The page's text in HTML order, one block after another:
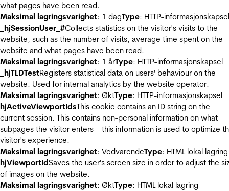
what pages have been read.
Maksimal lagringsvarighet: 1 dagType: HTTP-informasjonskapsel
_hjSessionUser_#Collects statistics on the visitor's visits to the
website, such as the number of visits, average time spent on the
website and what pages have been read.
Maksimal lagringsvarighet: 1 årType: HTTP-informasjonskapsel
_hjTLDTestRegisters statistical data on users' behaviour on the
website. Used for internal analytics by the website operator.
Maksimal lagringsvarighet: ØktType: HTTP-informasjonskapsel
hjActiveViewportIdsThis cookie contains an ID string on the
current session. This contains non-personal information on what
subpages the visitor enters – this information is used to optimize
visitor's experience.
Maksimal lagringsvarighet: VedvarendeType: HTML lokal lagring
hjViewportIdSaves the user's screen size in order to adjust the
of images on the website.
Maksimal lagringsvarighet: ØktType: HTML lokal lagring